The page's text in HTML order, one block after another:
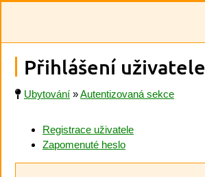
Přihlášení uživatele
Ubytování »Autentizovaná sekce
Registrace uživatele
Zapomenuté heslo